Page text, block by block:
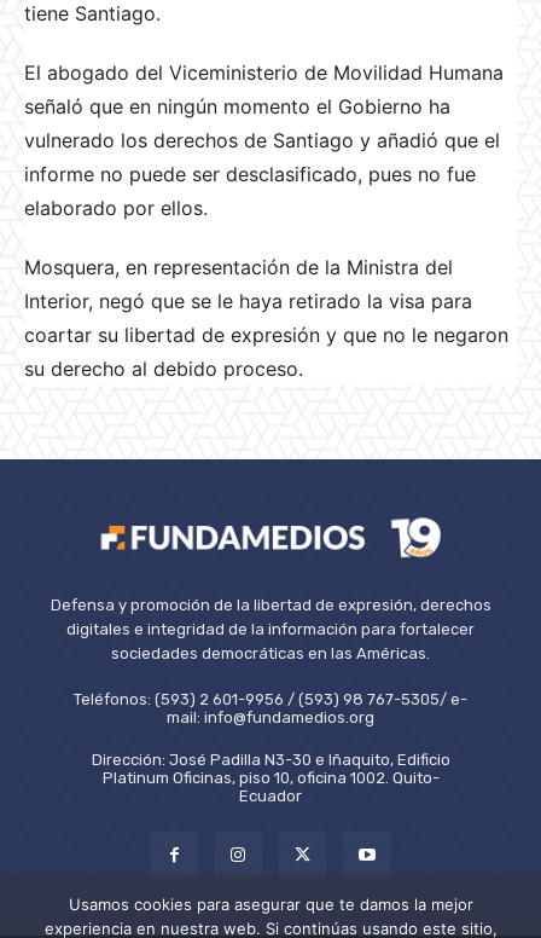
tiene Santiago.
El abogado del Viceministerio de Movilidad Humana
señaló que en ningún momento el Gobierno ha
vulnerado los derechos de Santiago y añadió que el
informe no puede ser desclasificado, pues no fue
elaborado por ellos.
Mosquera, en representación de la Ministra del
Interior, negó que se le haya retirado la visa para
coartar su libertad de expresión y que no le negaron
su derecho al debido proceso.
Defensa y promoción de la libertad de expresión, derechos
digitales e integridad de la información para fortalecer
sociedades democráticas en las Américas.
Teléfonos: (593) 2 601-9956 / (593) 98 767-5305/ e-
mail: info@fundamedios.org
Dirección: José Padilla N3-30 e Iñaquito, Edificio
Platinum Oficinas, piso 10, oficina 1002. Quito-
Ecuador
Usamos cookies para asegurar que te damos la mejor
experiencia en nuestra web. Si continúas usando este sitio,